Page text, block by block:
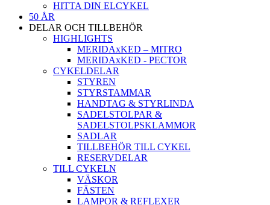
HITTA DIN ELCYKEL
50 ÅR
DELAR OCH TILLBEHÖR
HIGHLIGHTS
MERIDAxKED – MITRO
MERIDAxKED - PECTOR
CYKELDELAR
STYREN
STYRSTAMMAR
HANDTAG & STYRLINDA
SADELSTOLPAR &
SADELSTOLPSKLAMMOR
SADLAR
TILLBEHÖR TILL CYKEL
RESERVDELAR
TILL CYKELN
VÄSKOR
FÄSTEN
LAMPOR & REFLEXER